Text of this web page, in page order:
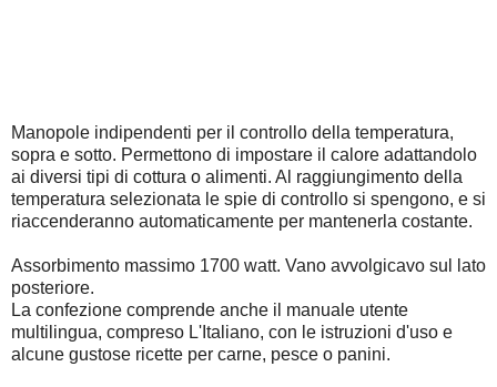
Manopole indipendenti per il controllo della temperatura,
sopra e sotto. Permettono di impostare il calore adattandolo
ai diversi tipi di cottura o alimenti. Al raggiungimento della
temperatura selezionata le spie di controllo si spengono, e si
riaccenderanno automaticamente per mantenerla costante.
Assorbimento massimo 1700 watt. Vano avvolgicavo sul lato
posteriore.
La confezione comprende anche il manuale utente
multilingua, compreso L'Italiano, con le istruzioni d'uso e
alcune gustose ricette per carne, pesce o panini.